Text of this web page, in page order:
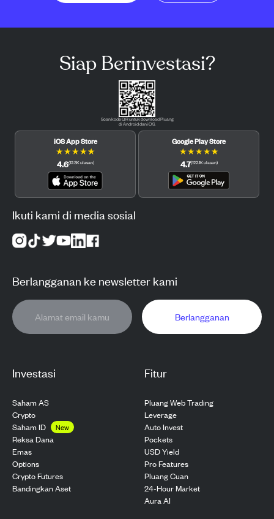
Investasi
Saham AS
Crypto
Saham ID
New
Reksa Dana
Emas
Options
Crypto Futures
Bandingkan Aset
Fitur
Pluang Web Trading
Leverage
Auto Invest
Pockets
USD Yield
Pro Features
Pluang Cuan
24-Hour Market
Aura AI
Siap Berinvestasi?
Scan kode QR untuk download Pluang
di Android dan iOS.
iOS App Store
★★★★★
4.6(12.3Kulasan)
Google Play Store
★★★★★
4.7(122.1Kulasan)
Ikuti kami di media sosial
Berlangganan ke newsletter kami
Berlangganan